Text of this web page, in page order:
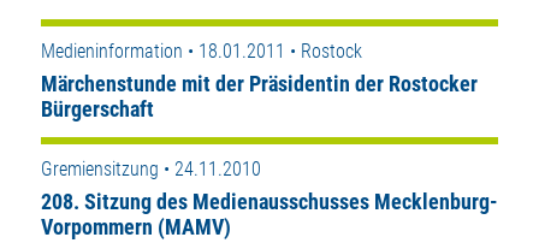
Medieninformation • 18.01.2011 • Rostock
Märchenstunde mit der Präsidentin der Rostocker
Bürgerschaft
Gremiensitzung • 24.11.2010
208. Sitzung des Medienausschusses Mecklenburg-
Vorpommern (MAMV)